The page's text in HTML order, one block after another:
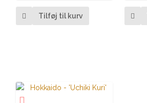
Tilføj til kurv